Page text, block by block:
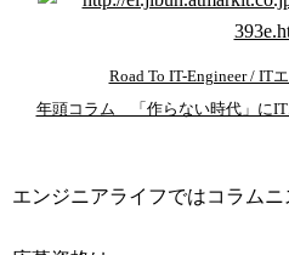
Road To IT-Engineer / IT
年頭コラム 「作らない時代」に
エンジニアライフではコラムニ